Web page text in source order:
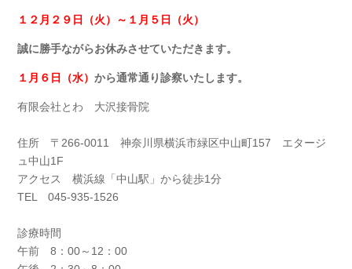
１２月２９日（火）～１月５日（火）
誠に勝手ながらお休みさせていただきます。
１月６日（水） から通常通り診察いたします。
有限会社とわ 大沢接骨院
住所 〒266-0011 神奈川県横浜市緑区中山町157 エタージ
ュ中山1F
アクセス 横浜線「中山駅」から徒歩1分
TEL 045-935-1526
診療時間
午前 8：00～12：00